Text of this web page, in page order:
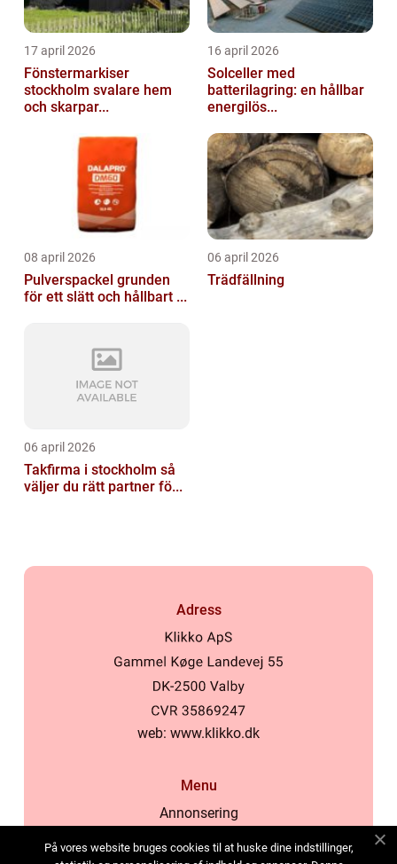
17 april 2026
Fönstermarkiser
stockholm svalare hem
och skarpar...
16 april 2026
Solceller med
batterilagring: en hållbar
energilös...
08 april 2026
Pulverspackel grunden
för ett slätt och hållbart ...
06 april 2026
Trädfällning
06 april 2026
Takfirma i stockholm så
väljer du rätt partner fö...
Adress
web: www.klikko.dk
Menu
Annonsering
På vores website bruges cookies til at huske dine indstillinger,